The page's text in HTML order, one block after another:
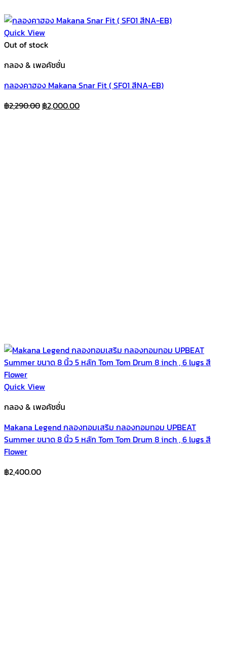
Quick View
Out of stock
กลอง & เพอคัชชั่น
กลองคาฮอง Makana Snar Fit ( SF01 สีNA-EB)
฿2,290.00 Original
฿2,000.00Current
Quick View
กลอง & เพอคัชชั่น
Makana Legend กลองทอมเสริม กลองทอมทอม UPBEAT
Summer ขนาด 8 นิ้ว 5 หลัก Tom Tom Drum 8 inch , 6 lugs สี
Flower
฿2,400.00